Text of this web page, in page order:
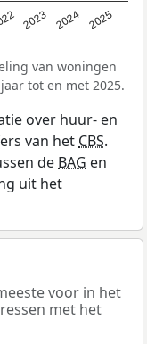
2023 2024 2025
van woningen
tot en met 2025.
over huur- en
van hetCBS.
deBAG en
uit het
voor in het
met het